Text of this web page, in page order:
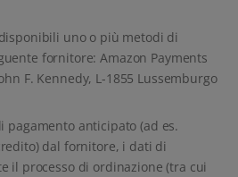
uno o più metodi di
fornitore: Amazon Payments
F. Kennedy, L-1855 Lussemburgo
pagamento anticipato (ad es.
dal fornitore, i dati di
il processo di ordinazione (tra cui